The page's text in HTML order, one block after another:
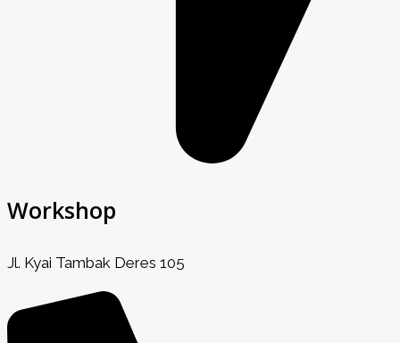
Workshop
Jl. Kyai Tambak Deres 105